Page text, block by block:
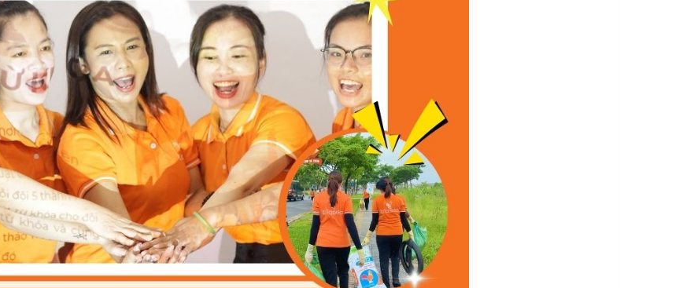
Chuyển nhà trọn gói, không lo dọn
dẹp nơi đi nơi đến
Vệ sinh công nghiệp NEW
Vệ sinh chuyên nghiệp cho văn
phòng, nhà xưởng, công trình lớn